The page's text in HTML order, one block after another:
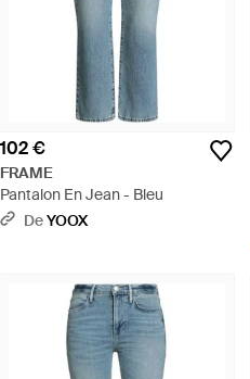
102 €
FRAME
Pantalon En Jean - Bleu
DeYOOX